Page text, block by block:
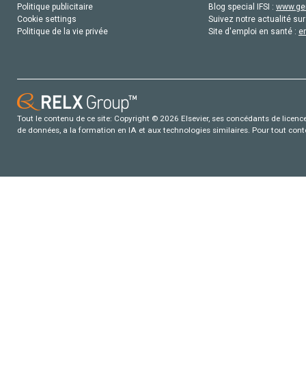
Politique publicitaire
Cookie settings
Politique de la vie privée
Blog special IFSI :
Suivez notre actualité
Site d'emploi en santé :
Tout le contenu de ce site: Copyright © 2026 Elsevier, ses concédants de
de données, a la formation en IA et aux technologies similaires. Pour tout